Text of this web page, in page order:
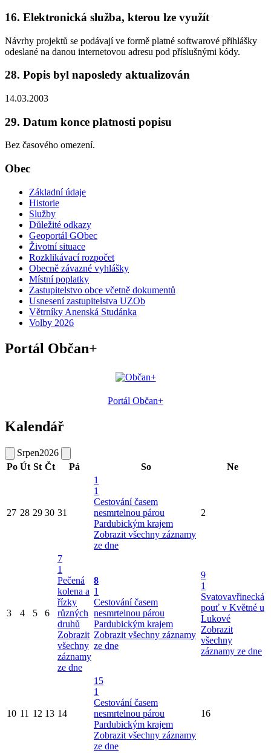
16. Elektronická služba, kterou lze využít
Návrhy projektů se podávají ve formě platné softwarové přihlášky
odeslané na danou internetovou adresu pod příslušnými kódy.
28. Popis byl naposledy aktualizován
14.03.2003
29. Datum konce platnosti popisu
Bez časového omezení.
Obec
Základní údaje
Historie
Služby
Důležité odkazy
Geoportál GObec
Životní situace
Rozklikávací rozpočet
Obecně závazné vyhlášky
Místní poplatky
Zastupitelstvo obce včetně dokumentů
Usnesení zastupitelstva UZOb
Větrníky Anenská Studánka
Volby 2026
Portál Občan+
Portál Občan+
Kalendář
Srpen2026
Po Út St Čt Pá So Ne
27 28 29 30 31
1
1
Cestování časem
nesmrtelnou párou
Pardubickým krajem
Zobrazit všechny záznamy
ze dne
2
3 4 5 6
7
1
Pečená
kolena a
řízky
různých
druhů
Zobrazit
všechny
záznamy
ze dne
8
1
Cestování časem
nesmrtelnou párou
Pardubickým krajem
Zobrazit všechny záznamy
ze dne
9
1
Svatovavřinecká
pouť v Květné u
Lukové
Zobrazit
všechny
záznamy ze dne
10 11 12 13 14
15
1
Cestování časem
nesmrtelnou párou
Pardubickým krajem
Zobrazit všechny záznamy
ze dne
16